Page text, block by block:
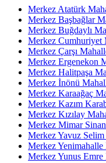
Merkez Atatürk
Merkez Başbağlar
Merkez Buğdaylı
Merkez Cumhuriyet
Merkez Çarşı
Merkez Ergenekon
Merkez Halitpaşa
Merkez İnönü
Merkez Karaağaç
Merkez Kazım
Merkez Kızılay
Merkez Mimar
Merkez Yavuz
Merkez
Merkez Yunus